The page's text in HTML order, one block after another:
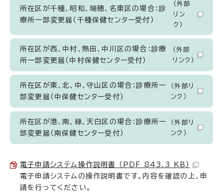
所在区が千種、昭和、瑞穂、名東区の場合：診
療所一部変更届（千種保健センター受付）
（外部
リン
ク）
所在区が西、中村、熱田、中川区の場合：診療
所一部変更届（中村保健センター受付）
（外部
リンク）
所在区が東、北、中、守山区の場合：診療所一
部変更届（中保健センター受付）
（外部リ
ンク）
所在区が港、南、緑、天白区の場合：診療所一
部変更届（南保健センター受付）
（外部リ
ンク）
電子申請システム操作説明書 （PDF 843.3 KB）
電子申請システムの操作説明書です。内容を確認の上、申
請を行ってください。